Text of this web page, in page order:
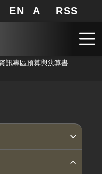
網站地圖
EN A 局長信箱
RSS
訊專區預算與決算書